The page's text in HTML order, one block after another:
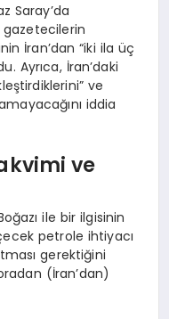
Saray’da
İran’dan “iki ila üç
Ayrıca, İran’daki
ve
iddia
ve
ile bir ilgisinin
petrole ihtiyacı
gerektiğini
(İran’dan)